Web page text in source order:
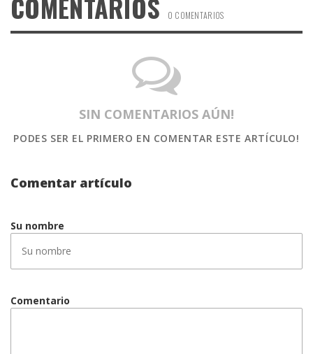
COMENTARIOS 0 COMENTARIOS
SIN COMENTARIOS AÚN!
PODES SER EL PRIMERO EN COMENTAR ESTE ARTÍCULO!
Comentar artículo
Su nombre
Comentario